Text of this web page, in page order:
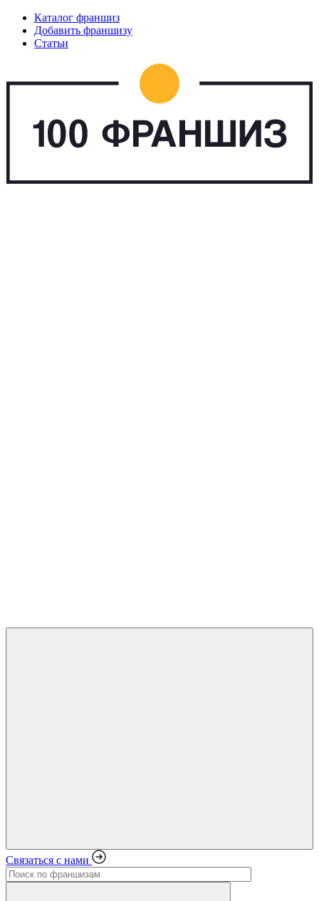
Каталог франшиз
Добавить франшизу
Статьи
Связаться с нами